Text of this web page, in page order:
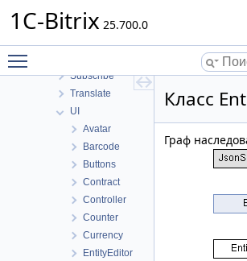
1C-Bitrix 25.700.0
Socialnetwork
Subscribe
Translate
UI
Avatar
Barcode
Buttons
Contract
Controller
Counter
Currency
EntityEditor
Класс
Граф